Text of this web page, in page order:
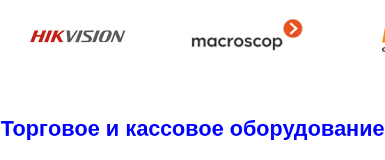
Торговое и кассовое оборудование